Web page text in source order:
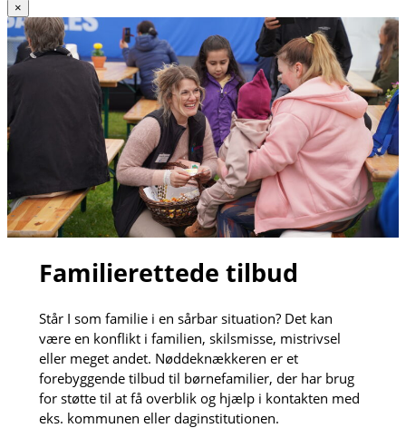
×
Familierettede tilbud
Står I som familie i en sårbar situation? Det kan
være en konflikt i familien, skilsmisse, mistrivsel
eller meget andet. Nøddeknækkeren er et
forebyggende tilbud til børnefamilier, der har brug
for støtte til at få overblik og hjælp i kontakten med
eks. kommunen eller daginstitutionen.